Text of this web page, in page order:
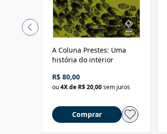
A Coluna Prestes: Uma
história do interior
R$ 80,00
ou4X de R$ 20,00sem juros
Comprar